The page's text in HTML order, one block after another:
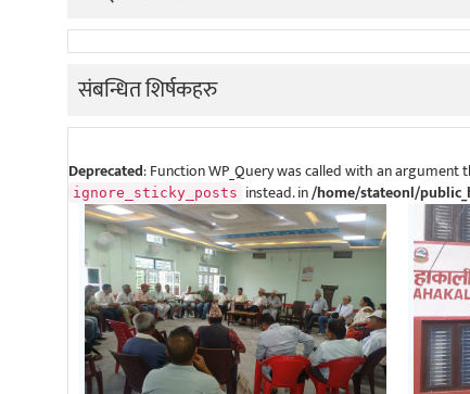
संबन्धित शिर्षकहरु
Deprecated: Function WP_Query was called with an argument
ignore_sticky_posts instead. in/home/stateonl/